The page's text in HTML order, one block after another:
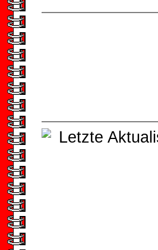
Letzte